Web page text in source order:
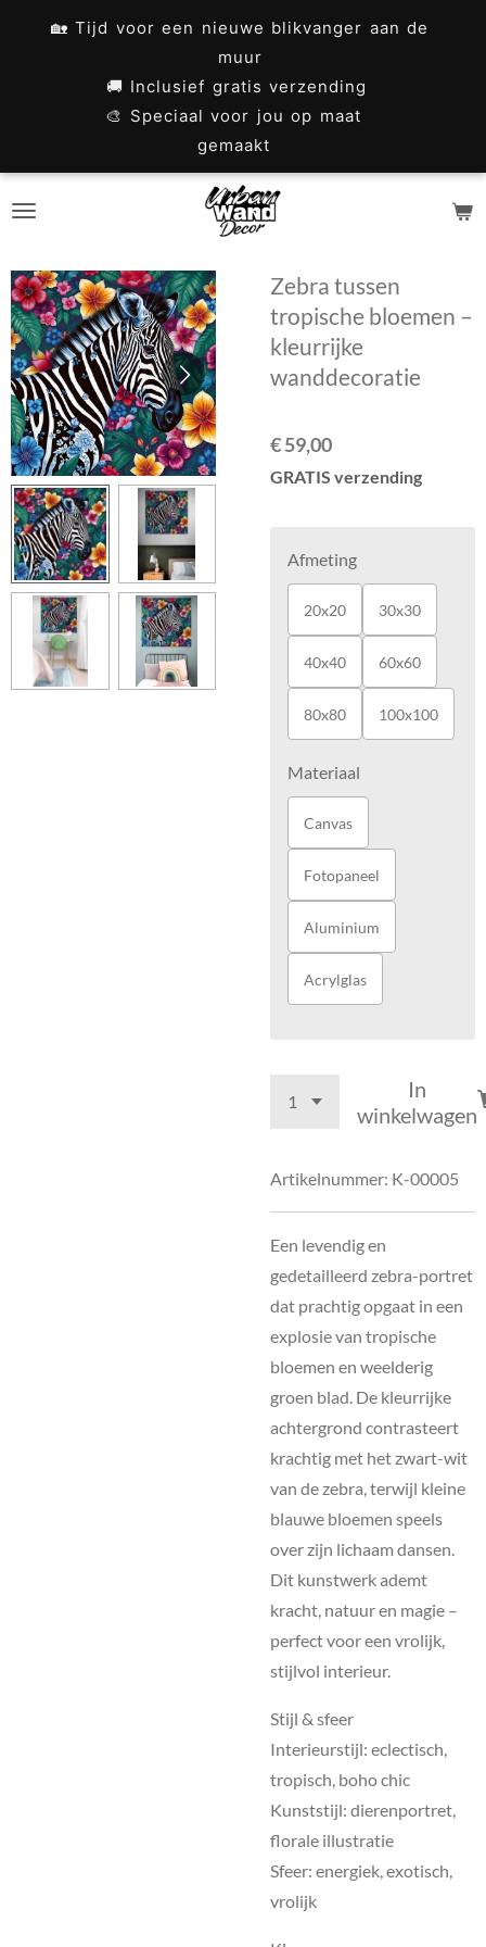
🏡 Tijd voor een nieuwe blikvanger aan de
muur
🚚 Inclusief gratis verzending
🎨 Speciaal voor jou op maat
gemaakt
Zebra tussen
tropische bloemen –
kleurrijke
wanddecoratie
€ 59,00
GRATIS verzending
Afmeting
20x20 30x30
40x40 60x60
80x80 100x100
Materiaal
Canvas
Fotopaneel
Aluminium
Acrylglas
In
winkelwagen
Artikelnummer: K-00005
Een levendig en
gedetailleerd zebra-portret
dat prachtig opgaat in een
explosie van tropische
bloemen en weelderig
groen blad. De kleurrijke
achtergrond contrasteert
krachtig met het zwart-wit
van de zebra, terwijl kleine
blauwe bloemen speels
over zijn lichaam dansen.
Dit kunstwerk ademt
kracht, natuur en magie –
perfect voor een vrolijk,
stijlvol interieur.
Stijl & sfeer
Interieurstijl: eclectisch,
tropisch, boho chic
Kunststijl: dierenportret,
florale illustratie
Sfeer: energiek, exotisch,
vrolijk